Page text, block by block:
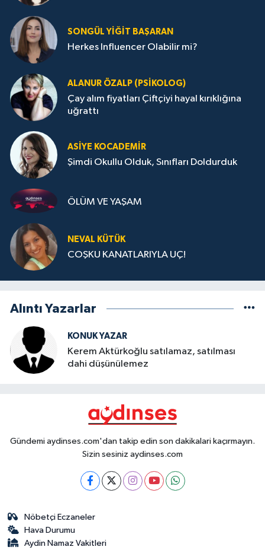
SONGÜL YIĞIT BAŞARAN
Herkes Influencer Olabilir mi?
ALANUR ÖZALP (PSIKOLOG)
Çay alım fiyatları Çiftçiyi hayal kırıklığına
uğrattı
ASIYE KOCADEMİR
Şimdi Okullu Olduk, Sınıfları Doldurduk
ÖLÜM VE YAŞAM
NEVAL KÜTÜK
COŞKU KANATLARIYLA UÇ!
Alıntı Yazarlar
KONUK YAZAR
Kerem Aktürkoğlu satılamaz, satılması
dahi düşünülemez
Gündemi aydinses.com'dan takip edin son dakikalari kaçırmayın.
Sizin sesiniz aydinses.com
Nöbetçi Eczaneler
Hava Durumu
Aydin Namaz Vakitleri